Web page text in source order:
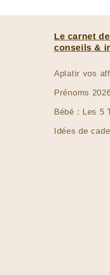
Le carnet
conseils &
Aplatir vos
Prénoms
Bébé : Les 5
Idées de